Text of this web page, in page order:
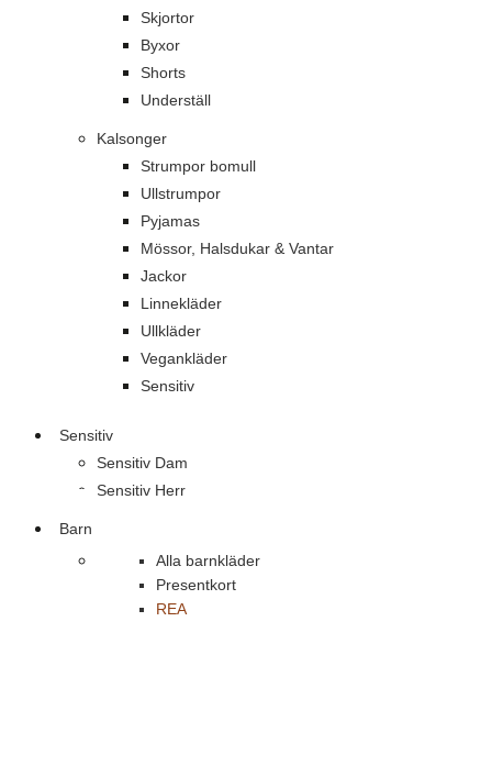
Skjortor
Byxor
Shorts
Underställ
Kalsonger
Strumpor bomull
Ullstrumpor
Pyjamas
Mössor, Halsdukar & Vantar
Jackor
Linnekläder
Ullkläder
Vegankläder
Sensitiv
Sensitiv
Sensitiv Dam
Sensitiv Herr
Barn
Alla barnkläder
Presentkort
REA